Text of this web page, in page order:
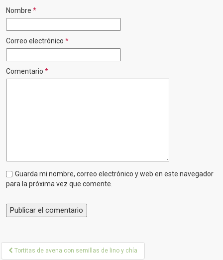
Nombre *
Correo electrónico *
Comentario *
Guarda mi nombre, correo electrónico y web en este navegador
para la próxima vez que comente.
P
Tortitas de avena con semillas de lino y chía